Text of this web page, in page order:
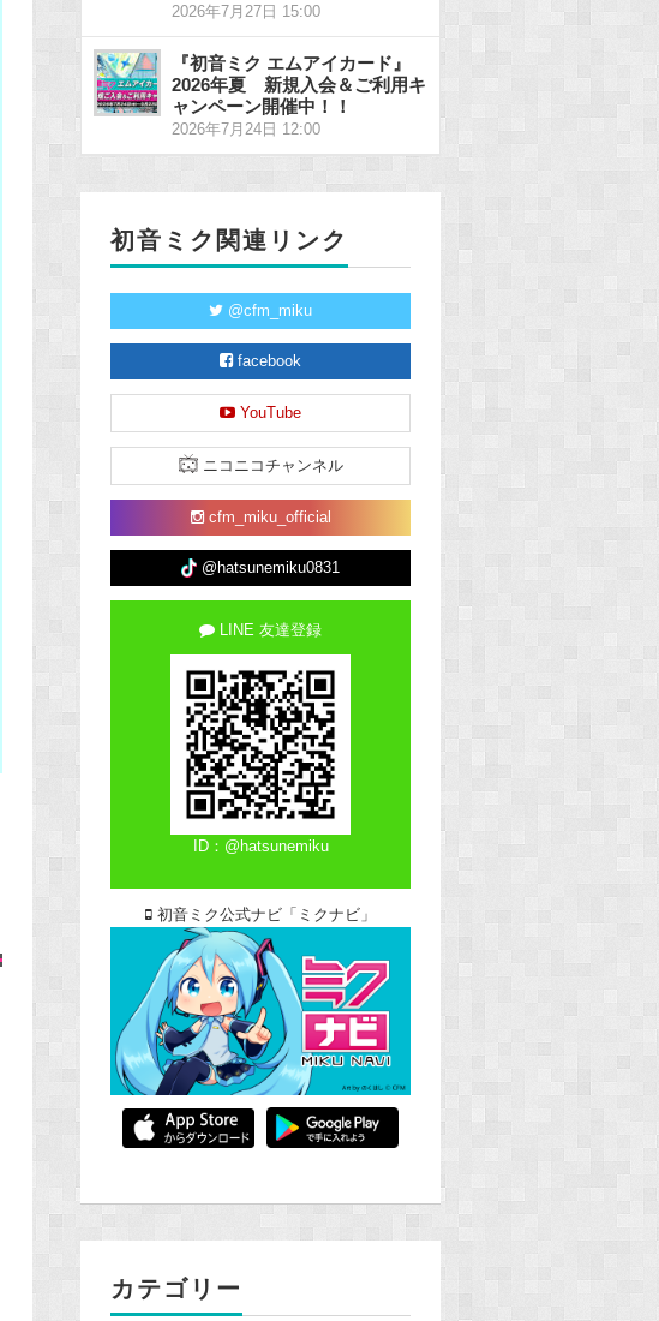
2026年7月27日 15:00
『初音ミク エムアイカード』
2026年夏 新規入会＆ご利用キ
ャンペーン開催中！！
2026年7月24日 12:00
初音ミク関連リンク
@cfm_miku
facebook
YouTube
ニコニコチャンネル
cfm_miku_official
@hatsunemiku0831
LINE 友達登録
ID：@hatsunemiku
初音ミク公式ナビ「ミクナビ」
カテゴリー